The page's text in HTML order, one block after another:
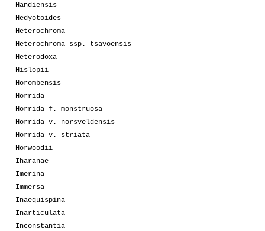
Handiensis
Hedyotoides
Heterochroma
Heterochroma ssp. tsavoensis
Heterodoxa
Hislopii
Horombensis
Horrida
Horrida f. monstruosa
Horrida v. norsveldensis
Horrida v. striata
Horwoodii
Iharanae
Imerina
Immersa
Inaequispina
Inarticulata
Inconstantia